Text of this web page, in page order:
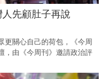
先顧肚子再說
更關心自己的荷包，《今周
，由《今周刊》邀請政治評